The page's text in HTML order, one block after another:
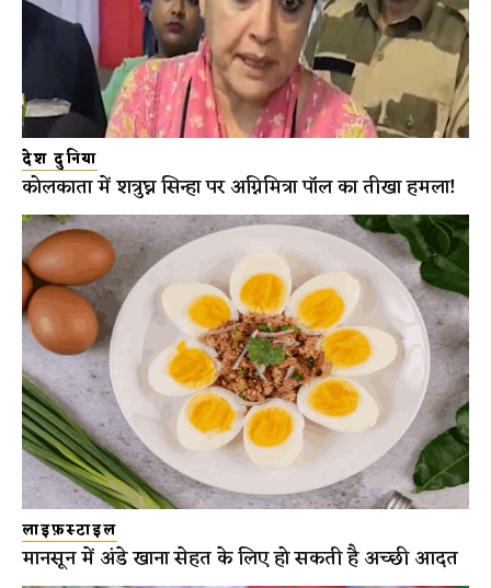
देश दुनिया
कोलकाता में शत्रुघ्न सिन्हा पर अग्निमित्रा पॉल का तीखा हमला!
लाइफ़स्टाइल
मानसून में अंडे खाना सेहत के लिए हो सकती है अच्छी आदत